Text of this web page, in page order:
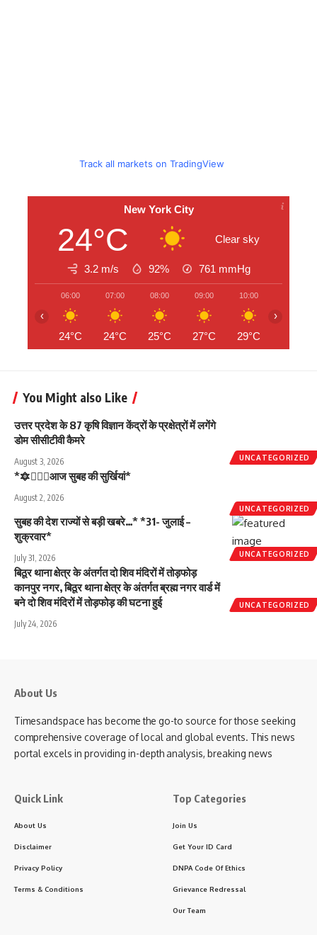
Track all markets on TradingView
New York City
24°C Clear sky
3.2 m/s 92% 761 mmHg
06:00
24°C
07:00
24°C
08:00
25°C
09:00
27°C
10:00
29°C
‹ ›
You Might also Like
UNCATEGORIZED
उत्तर प्रदेश के 87 कृषि विज्ञान केंद्रों के प्रक्षेत्रों में लगेंगे
डोम सीसीटीवी कैमरे
August 3, 2026
UNCATEGORIZED
*🔯💁🏻‍♂️आज सुबह की सुर्खियां*
August 2, 2026
UNCATEGORIZED
सुबह की देश राज्यों से बड़ी खबरे…* *31- जुलाई –
शुक्रवार*
July 31, 2026
UNCATEGORIZED
बिठूर थाना क्षेत्र के अंतर्गत दो शिव मंदिरों में तोड़फोड़
कानपुर नगर, बिठूर थाना क्षेत्र के अंतर्गत ब्रह्म नगर वार्ड में
बने दो शिव मंदिरों में तोड़फोड़ की घटना हुई
July 24, 2026
About Us
Timesandspace has become the go-to source for those seeking
comprehensive coverage of local and global events. This news
portal excels in providing in-depth analysis, breaking news
Quick Link
About Us
Disclaimer
Privacy Policy
Terms & Conditions
Top Categories
Join Us
Get Your ID Card
DNPA Code Of Ethics
Grievance Redressal
Our Team